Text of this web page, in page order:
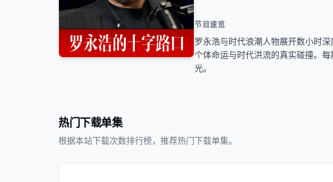
节目速览
罗永浩与时代浪潮人物展开数小时
个体命运与时代洪流的真实碰撞。
光。
热门下载单集
根据本站下载次数排行榜，推荐热门下载单集。